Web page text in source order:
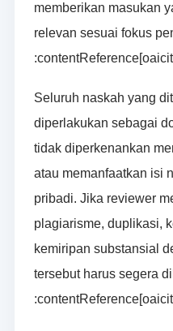
memberikan masukan
relevan sesuai fokus
Seluruh naskah yang
diperlakukan sebagai
tidak diperkenankan
atau memanfaatkan isi
pribadi. Jika reviewer
plagiarisme, duplikasi,
kemiripan substansial
tersebut harus segera